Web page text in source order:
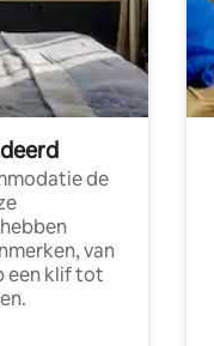
de
van
een klif tot